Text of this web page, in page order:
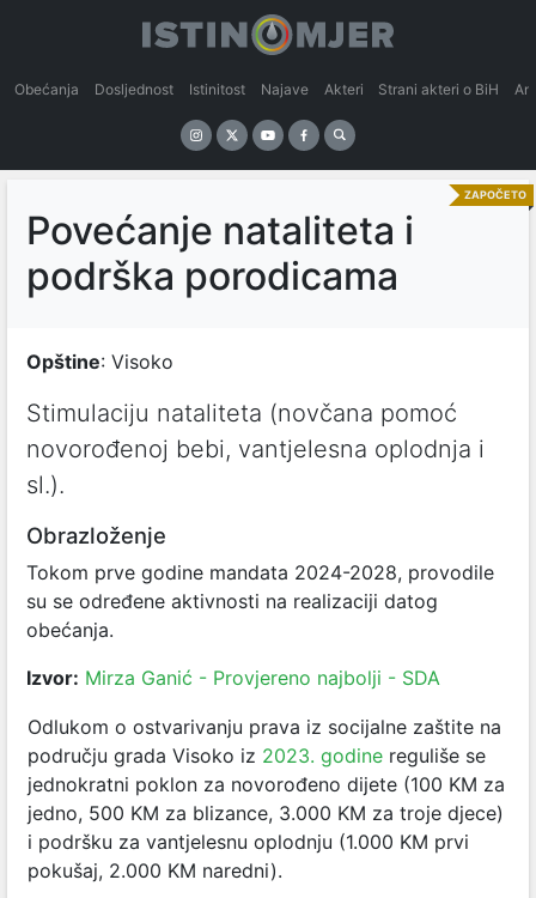
Obećanja Dosljednost Istinitost Najave Akteri Strani akteri o BiH
ZAPOČETO
Povećanje nataliteta i
podrška porodicama
Opštine: Visoko
Stimulaciju nataliteta (novčana pomoć
novorođenoj bebi, vantjelesna oplodnja i
sl.).
Obrazloženje
Tokom prve godine mandata 2024-2028, provodile
su se određene aktivnosti na realizaciji datog
obećanja.
Izvor: Mirza Ganić - Provjereno najbolji - SDA
Odlukom o ostvarivanju prava iz socijalne zaštite na
području grada Visoko iz 2023. godine reguliše se
jednokratni poklon za novorođeno dijete (100 KM za
jedno, 500 KM za blizance, 3.000 KM za troje djece)
i podršku za vantjelesnu oplodnju (1.000 KM prvi
pokušaj, 2.000 KM naredni).